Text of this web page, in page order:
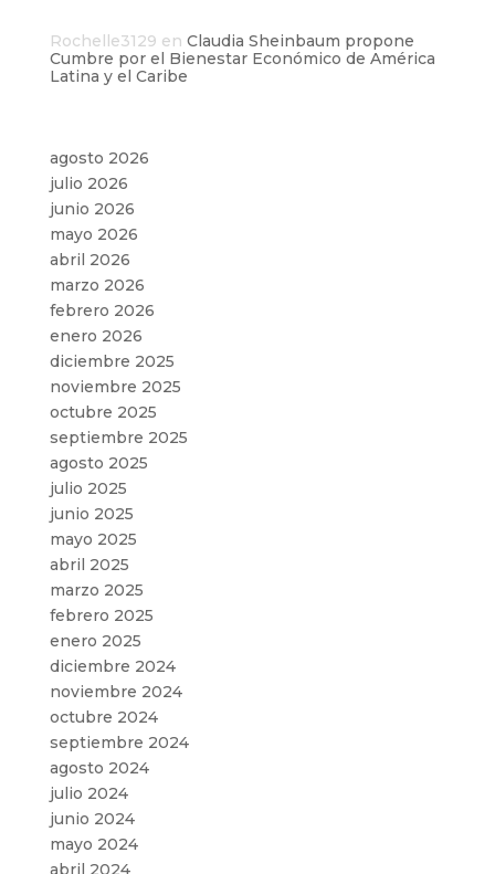
Rochelle3129 en Claudia Sheinbaum propone
Cumbre por el Bienestar Económico de América
Latina y el Caribe
agosto 2026
julio 2026
junio 2026
mayo 2026
abril 2026
marzo 2026
febrero 2026
enero 2026
diciembre 2025
noviembre 2025
octubre 2025
septiembre 2025
agosto 2025
julio 2025
junio 2025
mayo 2025
abril 2025
marzo 2025
febrero 2025
enero 2025
diciembre 2024
noviembre 2024
octubre 2024
septiembre 2024
agosto 2024
julio 2024
junio 2024
mayo 2024
abril 2024